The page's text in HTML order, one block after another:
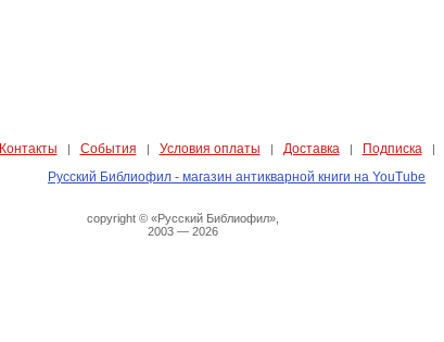
Контакты | События | Условия оплаты | Доставка | Подписка |
Русский Библиофил - магазин антикварной книги на YouTube
copyright © «Русский Библиофил»,
2003 — 2026